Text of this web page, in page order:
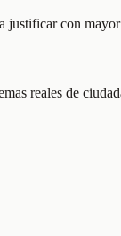
justificar con
reales de